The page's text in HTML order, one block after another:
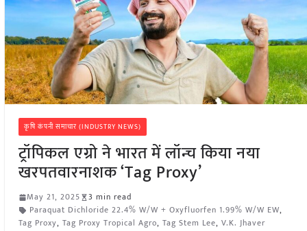
कृषि कंपनी समाचार (INDUSTRY NEWS)
ट्रॉपिकल एग्रो ने भारत में लॉन्च किया नया
खरपतवारनाशक ‘Tag Proxy’
May 21, 2025
3 min read
Paraquat Dichloride 22.4% W/W + Oxyfluorfen 1.99% W/W EW,
Tag Proxy, Tag Proxy Tropical Agro, Tag Stem Lee, V.K. Jhaver